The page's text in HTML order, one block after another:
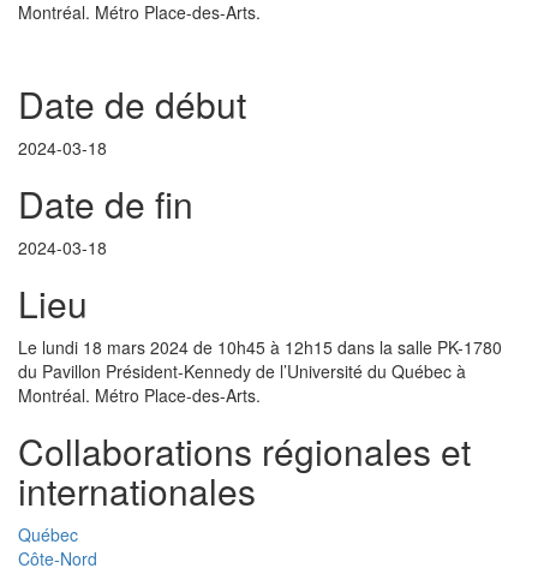
Montréal. Métro Place-des-Arts.
Date de début
2024-03-18
Date de fin
2024-03-18
Lieu
Le lundi 18 mars 2024 de 10h45 à 12h15 dans la salle PK-1780
du Pavillon Président-Kennedy de l’Université du Québec à
Montréal. Métro Place-des-Arts.
Collaborations régionales et
internationales
Québec
Côte-Nord